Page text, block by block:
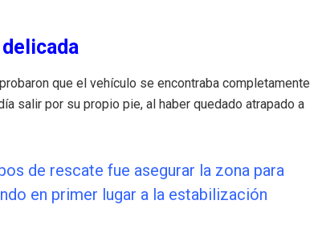
que el vehículo se encontraba completamente
salir por su propio pie, al haber quedado atrapado a
de rescate fue asegurar la zona para
en primer lugar a la estabilización